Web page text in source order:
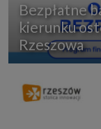
Bezpłatne
kierunku
Rzeszowa